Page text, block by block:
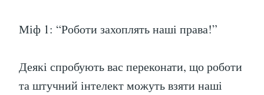
Міф 1: “Роботи захоплять наші права!”
Деякі спробують вас переконати, що роботи
та штучний інтелект можуть взяти наші